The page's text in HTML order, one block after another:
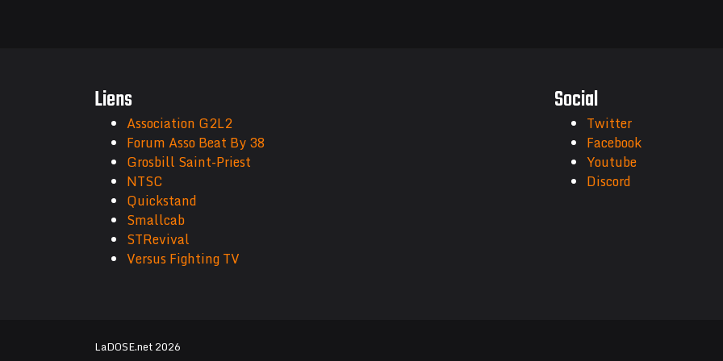
Liens
Association G2L2
Forum Asso Beat By 38
Grosbill Saint-Priest
NTSC
Quickstand
Smallcab
STRevival
Versus Fighting TV
Social
Twitter
Facebook
Youtube
Discord
LaDOSE.net 2026